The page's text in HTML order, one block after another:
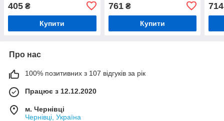
405 ₴
Купити
761₴
Купити
714
Про нас
100% позитивних з 107 відгуків за рік
Працює з 12.12.2020
м. Чернівці
Чернівці, Україна